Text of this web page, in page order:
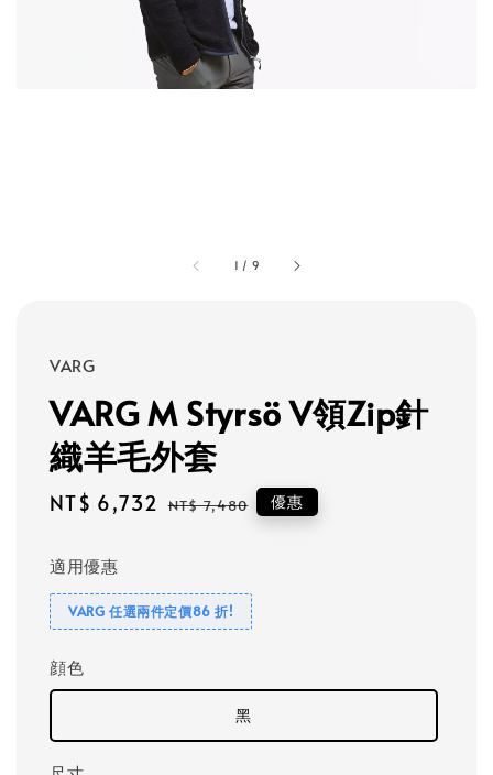
1 / 9
VARG
VARG M Styrsö V領Zip針
織羊毛外套
Sale
NT$ 6,732 Regular
NT$ 7,480 優惠
適用優惠
VARG 任選兩件定價86 折!
顔色
黑